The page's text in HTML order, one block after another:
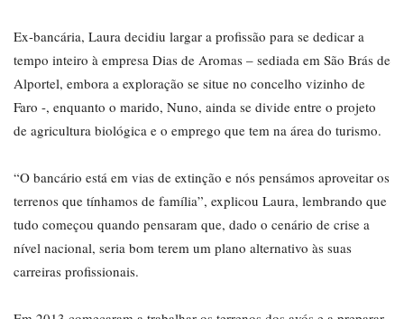
Ex-bancária, Laura decidiu largar a profissão para se dedicar a
tempo inteiro à empresa Dias de Aromas – sediada em São Brás de
Alportel, embora a exploração se situe no concelho vizinho de
Faro -, enquanto o marido, Nuno, ainda se divide entre o projeto
de agricultura biológica e o emprego que tem na área do turismo.
“O bancário está em vias de extinção e nós pensámos aproveitar os
terrenos que tínhamos de família”, explicou Laura, lembrando que
tudo começou quando pensaram que, dado o cenário de crise a
nível nacional, seria bom terem um plano alternativo às suas
carreiras profissionais.